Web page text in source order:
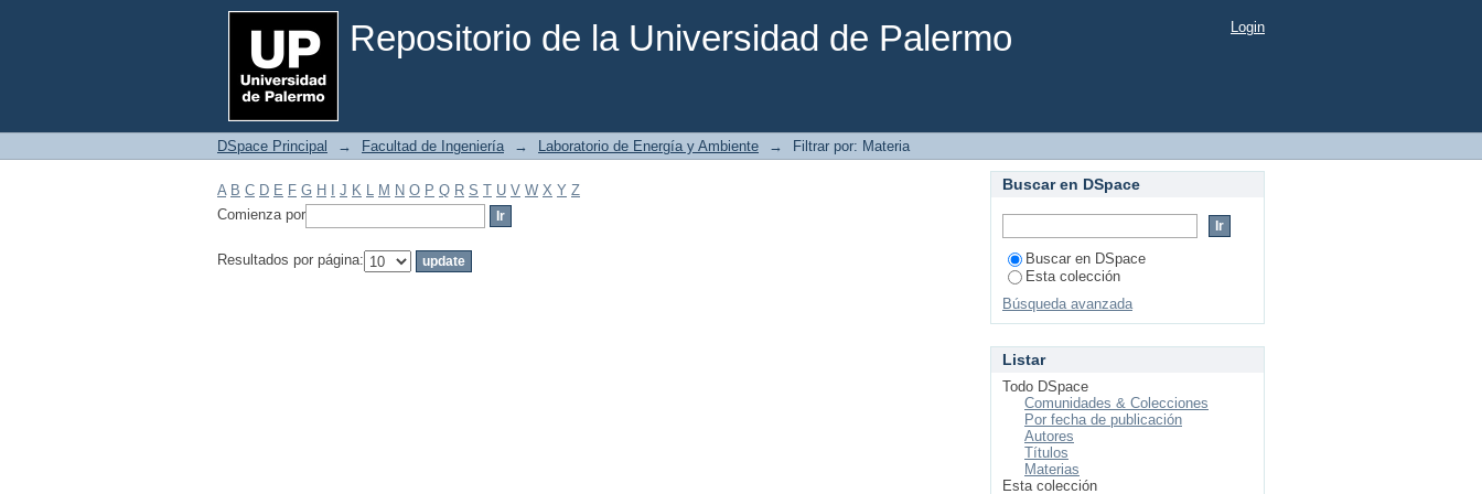
Repositorio de la Universidad de Palermo
Filtrar por: Materia Login
DSpace Principal → Facultad de Ingeniería → Laboratorio de Energía y Ambiente → Filtrar por: Materia
A B C D E F G H J K L M N O P Q R S T U V W X Y Z
Comienza por
Resultados por página:
Buscar en DSpace
Buscar en DSpace
Esta colección
Búsqueda avanzada
Listar
Todo DSpace
Comunidades & Colecciones
Por fecha de publicación
Autores
Títulos
Materias
Esta colección